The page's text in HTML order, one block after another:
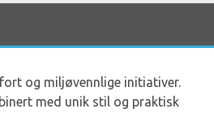
og miljøvennlige initiativer.
med unik stil og praktisk